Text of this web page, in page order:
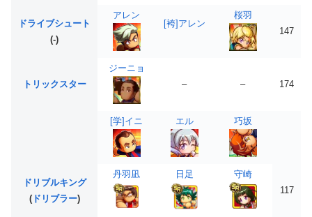
ドライブシュート
(-)
アレン
[袴]アレン
桜羽
147
トリックスター
ジーニョ
–
– 174
ドリブルキング
(ドリブラー)
[学]イニ エル 巧坂
117
丹羽凪 日足 守崎